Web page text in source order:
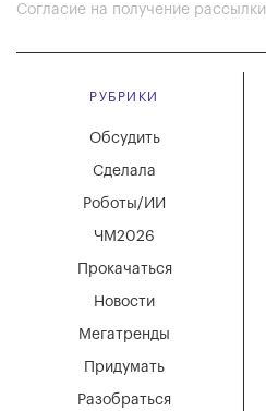
Согласие на получение рассылки
РУБРИКИ
Мегатренды
Придумать
Разобраться
Новости
Обсудить
Сделала
Роботы/ИИ
ЧМ2026
Прокачаться